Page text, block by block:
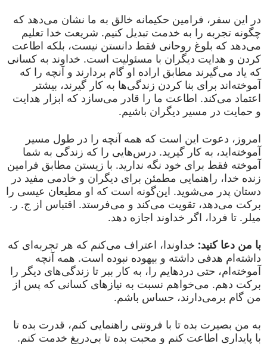
در این سفر، فرامین حکیمانه خالق به ما نشان می‌دهد که
چگونه تجربه را به خدمت تبدیل کنیم. شریعت خدا تعلیم
می‌دهد که بلوغ روحانی فقط دانستن نیست، بلکه اطاعت
کردن و هدایت دیگران با مسئولیت است. خداوند به کسانی
که یاد می‌گیرند مطابق اراده او گام بردارند و آنچه را که
آموخته‌اند برای بنا کردن زندگی‌ها به کار گیرند، بیشتر
اعتماد می‌کند. اطاعت ما را قادر می‌سازد که ابزار هدایت
و حمایت در مسیر دیگران باشیم.
امروز، دعوت این است که همه آنچه را در طول مسیر
آموخته‌اید، به کار گیرید. درس‌هایی را که زندگی به شما
آموخته فقط برای خود نگه ندارید. با زیستن مطابق فرامین
زنده خدا، راهنمایی مطمئن برای دیگران و خادمی مفید در
دستان پدر می‌شوید. این‌گونه است که او مطیعان عیسی را
برکت می‌دهد، تقویت می‌کند و می‌فرستد. اقتباس از ج. ر.
میلر. تا فردا، اگر خداوند اجازه دهد.
با من دعا کنید: خداوندا، اعتراف می‌کنم که هر تجربه‌ای که
داشته‌ام هدفی داشته و بیهوده نبوده است. همه آنچه
آموخته‌ام، حتی دردهایم را، به کار ببر تا زندگی‌های دیگر را
برکت دهم. می‌خواهم نسبت به نیازهای کسانی که پس از
من گام برمی‌دارند، حساس باشم.
به من بصیرت بده تا با فروتنی راهنمایی کنم، قدرت بده تا
با پایداری اطاعت کنم و محبت بده تا بی‌دریغ خدمت کنم.